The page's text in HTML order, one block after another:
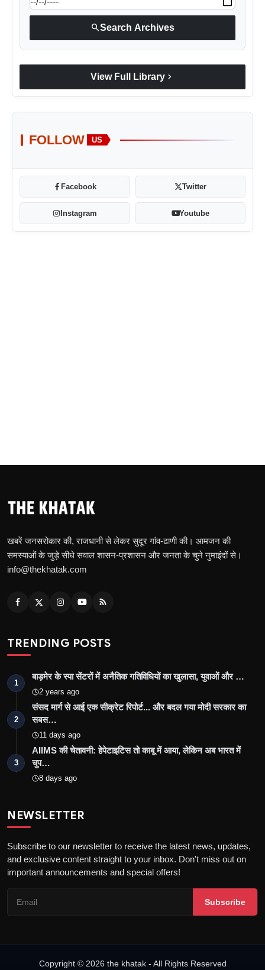
searchSearch Archives
View Full Library chevron_right
FOLLOW US
Facebook Twitter
Instagram Youtube
खबरें जनसरोकार की, राजधानी से लेकर सुदूर गांव-ढाणी की। आमजन की
समस्याओं के जुड़े सीधे सवाल शासन-प्रशासन और जनता के चुने नुमाइंदों से।
info@thekhatak.com
TRENDING POSTS
1
बाड़मेर के स्पा सेंटरों में अनैतिक गतिविधियों का खुलासा, युवाओं और …
2 years ago
2
संसद मार्ग से आई एक सीक्रेट रिपोर्ट... और बदल गया मोदी सरकार का
सबस…
11 days ago
3
AIIMS की चेतावनी: हेपेटाइटिस तो काबू में आया, लेकिन अब भारत में
चुप…
8 days ago
NEWSLETTER
Subscribe to our newsletter to receive the latest news, updates,
and exclusive content straight to your inbox. Don't miss out on
important announcements and special offers!
Subscribe
Copyright © 2026 the khatak - All Rights Reserved